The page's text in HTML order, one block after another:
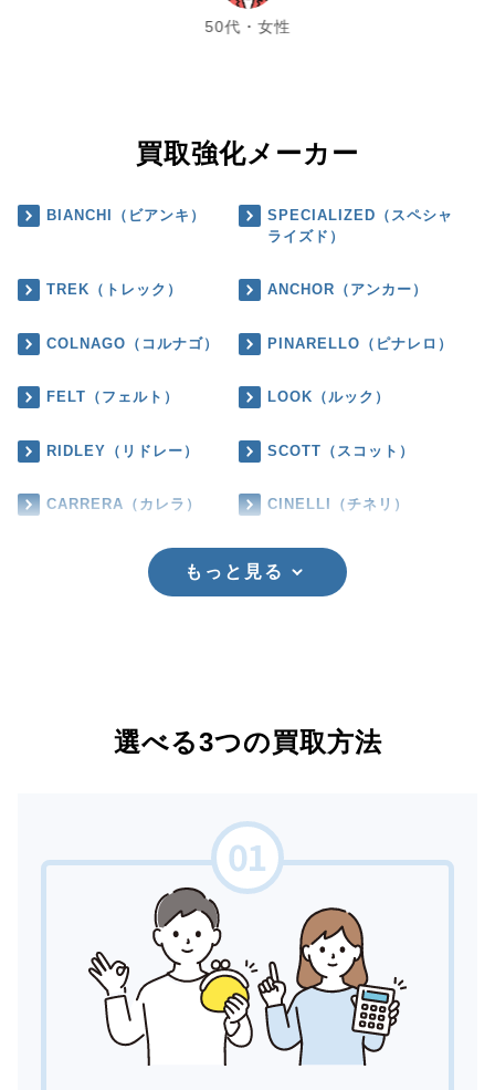
50代・女性
買取強化メーカー
BIANCHI（ビアンキ）
SPECIALIZED（スペシャ
ライズド）
TREK（トレック） ANCHOR（アンカー）
COLNAGO（コルナゴ） PINARELLO（ピナレロ）
FELT（フェルト） LOOK（ルック）
RIDLEY（リドレー） SCOTT（スコット）
CARRERA（カレラ） CINELLI（チネリ）
もっと見る
選べる3つの買取方法